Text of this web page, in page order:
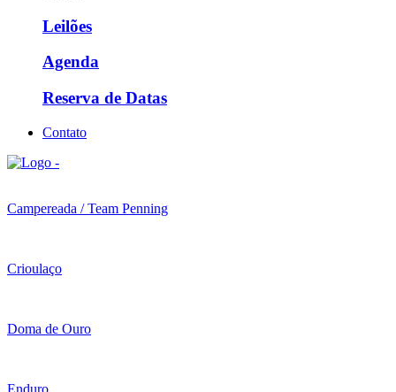
Leilões
Agenda
Reserva de Datas
Contato
Campereada / Team Penning
Crioulaço
Doma de Ouro
Enduro